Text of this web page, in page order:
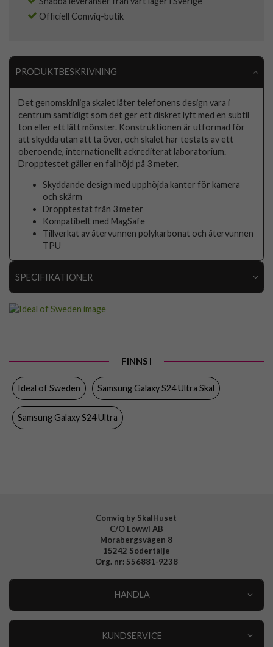
Officiell Comviq-butik
PRODUKTBESKRIVNING
Det genomskinliga skalet låter telefonens design vara i
centrum samtidigt som det ger ett diskret lyft med en subtil
ton eller ett lätt mönster. Konstruktionen är utformad för
att skydda utan att ta över, och skalet har testats av ett
oberoende, internationellt ackrediterat laboratorium.
Dropptestet gäller en fallhöjd på 3 meter.
Skyddande design med upphöjda kanter för kamera
och skärm
Dropptestat från 3 meter
Kompatibelt med MagSafe
Tillverkat av återvunnen polykarbonat och återvunnen
TPU
SPECIFIKATIONER
Färg
Varumärke
FINNS I
Ideal of Sweden Samsung Galaxy S24 Ultra Skal
Samsung Galaxy S24 Ultra
Comviq by SkalHuset
C/O Lowwi AB
Morabergsvägen 8
15242 Södertälje
Org. nr: 556881-9238
HANDLA
KUNDSERVICE